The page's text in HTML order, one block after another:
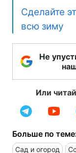
Сделайте
всю зиму
Не
Или
Больше по
Сад и огород